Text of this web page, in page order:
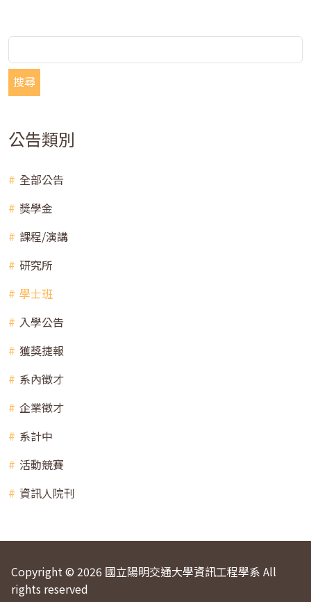
搜尋
公告類別
全部公告
獎學金
課程/演講
研究所
學士班
入學公告
獲獎捷報
系內徵才
企業徵才
系計中
活動競賽
資訊人院刊
Copyright © 2026 國立陽明交通大學資訊工程學系 All
rights reserved